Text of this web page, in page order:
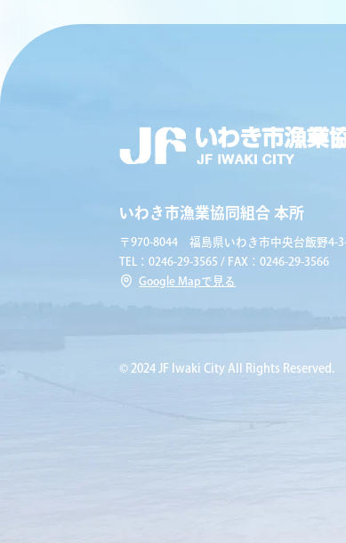
いわき市漁業協同組合 本所
〒970-8044 福島県いわき市中央台飯野4-
TEL：0246-29-3565 / FAX：0246-29-3566
Google Mapで見る
© 2024 JF Iwaki City All Rights Reserved.